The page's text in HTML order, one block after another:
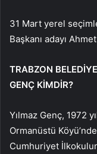
31 Mart yerel
Başkanı adayı
TRABZON
GENÇ KİMDİR?
Yılmaz Genç, 1972
Ormanüstü
Cumhuriyet